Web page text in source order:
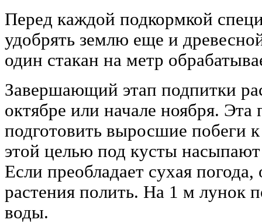
Перед каждой подкормкой
удобрять землю еще и
один стакан на метр
Завершающий этап подпитки
октябре или начале ноября.
подготовить выросшие побеги
этой целью под кусты
Если преобладает сухая
растения полить. На 1 м лунок
воды.